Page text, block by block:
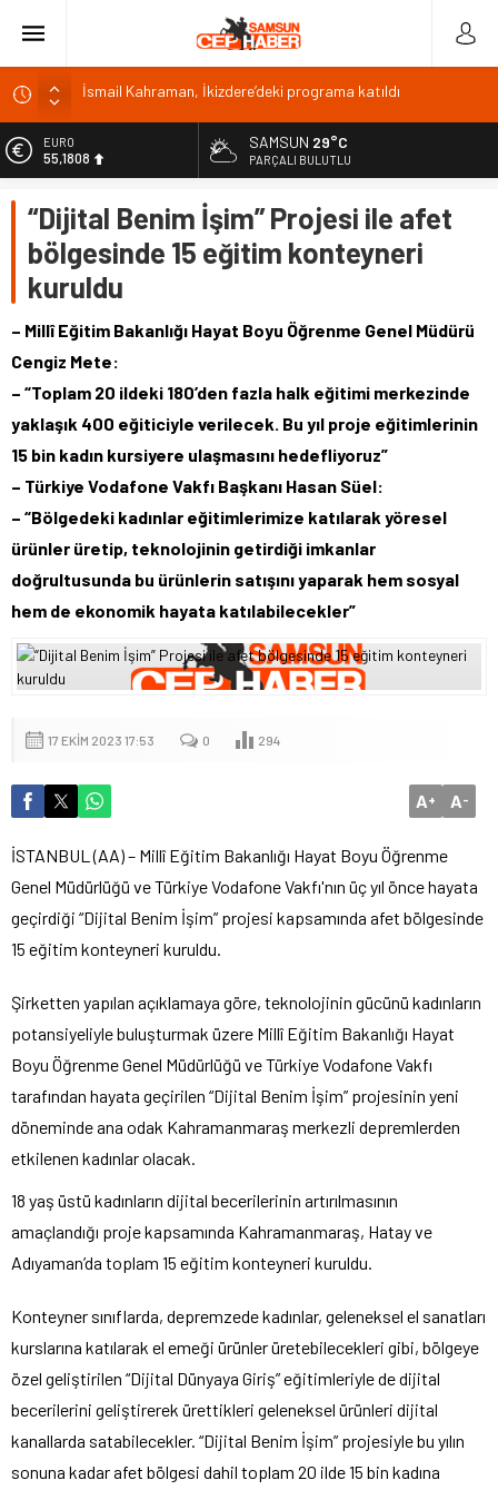
Malatya Havalimanı Eylülde Açılıyor, Kuzey Çevre Yolu
Akülü aracındayken otomobilin çarptığı emekli astsubay
Antalya’da nem yüzde 80, hissedilen sıcaklık 40 derece
Isparta’da bisiklet kupası heyecanı 371 sporcuyla sürüyor
İsmail Kahraman, İkizdere’deki programa katıldı
EURO
55,1808
6.662,82
BİST
13.779,39
47,6961
SAMSUN 29°C
PARÇALI BULUTLU
“Dijital Benim İşim” Projesi ile afet
bölgesinde 15 eğitim konteyneri
kuruldu
– Millî Eğitim Bakanlığı Hayat Boyu Öğrenme Genel Müdürü
Cengiz Mete:
– “Toplam 20 ildeki 180’den fazla halk eğitimi merkezinde
yaklaşık 400 eğiticiyle verilecek. Bu yıl proje eğitimlerinin
15 bin kadın kursiyere ulaşmasını hedefliyoruz”
– Türkiye Vodafone Vakfı Başkanı Hasan Süel:
– “Bölgedeki kadınlar eğitimlerimize katılarak yöresel
ürünler üretip, teknolojinin getirdiği imkanlar
doğrultusunda bu ürünlerin satışını yaparak hem sosyal
hem de ekonomik hayata katılabilecekler”
17 EKIM 2023 17:53 0 294
A+ A-
İSTANBUL (AA) – Millî Eğitim Bakanlığı Hayat Boyu Öğrenme
Genel Müdürlüğü ve Türkiye Vodafone Vakfı'nın üç yıl önce hayata
geçirdiği “Dijital Benim İşim” projesi kapsamında afet bölgesinde
15 eğitim konteyneri kuruldu.
Şirketten yapılan açıklamaya göre, teknolojinin gücünü kadınların
potansiyeliyle buluşturmak üzere Millî Eğitim Bakanlığı Hayat
Boyu Öğrenme Genel Müdürlüğü ve Türkiye Vodafone Vakfı
tarafından hayata geçirilen “Dijital Benim İşim” projesinin yeni
döneminde ana odak Kahramanmaraş merkezli depremlerden
etkilenen kadınlar olacak.
18 yaş üstü kadınların dijital becerilerinin artırılmasının
amaçlandığı proje kapsamında Kahramanmaraş, Hatay ve
Adıyaman’da toplam 15 eğitim konteyneri kuruldu.
Konteyner sınıflarda, depremzede kadınlar, geleneksel el sanatları
kurslarına katılarak el emeği ürünler üretebilecekleri gibi, bölgeye
özel geliştirilen “Dijital Dünyaya Giriş” eğitimleriyle de dijital
becerilerini geliştirerek ürettikleri geleneksel ürünleri dijital
kanallarda satabilecekler. “Dijital Benim İşim” projesiyle bu yılın
sonuna kadar afet bölgesi dahil toplam 20 ilde 15 bin kadına